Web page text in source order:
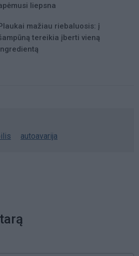
liepsna
mažiau riebaluosis: į
tereikia įberti vieną
autoavarija